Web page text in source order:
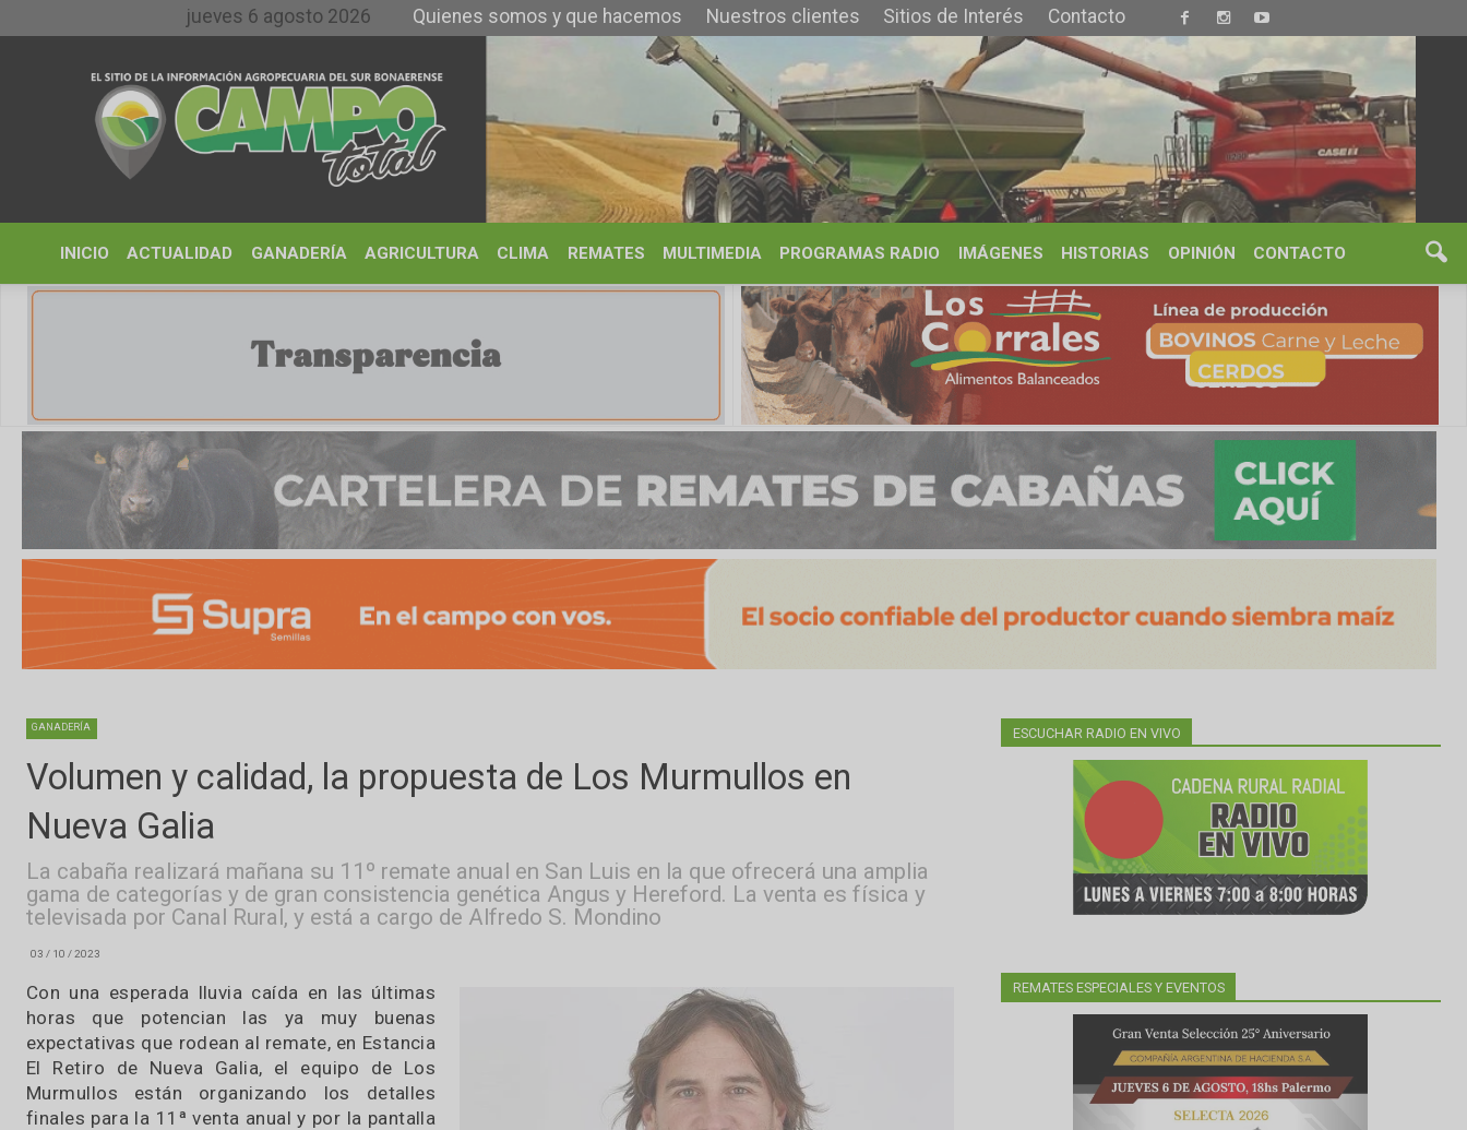
jueves 6 agosto 2026 Quienes somos y que hacemos Nuestros clientes Sitios de Interés Contacto
REMATES MULTIMEDIA PROGRAMAS RADIO IMÁGENES HISTORIAS OPINIÓN CONTACTO
Volumen y calidad, la propuesta de Los Murmullos en
Nueva Galia
La cabaña realizará mañana su 11º remate anual en San Luis en la que ofrecerá una amplia
gama de categorías y de gran consistencia genética Angus y Hereford. La venta es física y
televisada por Canal Rural, y está a cargo de Alfredo S. Mondino
03 / 10 / 2023
Con una esperada lluvia caída en las últimas
ESCUCHAR RADIO EN VIVO
REMATES ESPECIALES Y EVENTOS